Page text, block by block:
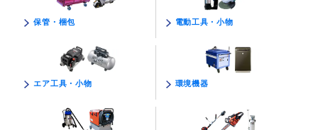
保管・梱包 電動工具・小物
エア工具・小物 環境機器